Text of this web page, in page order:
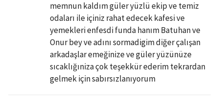
memnun kaldım güler yüzlü ekip ve temiz
odaları ile içiniz rahat edecek kafesi ve
yemekleri enfesdi funda hanım Batuhan ve
Onur bey ve adını sormadigim diğer çalışan
arkadaşlar emeğinize ve güler yüzünüze
sıcaklığıniza çok teşekkür ederim tekrardan
gelmek için sabırsızlanıyorum